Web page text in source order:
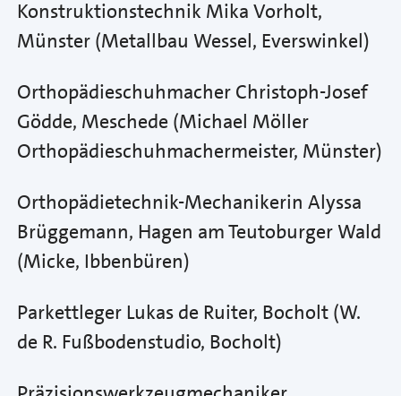
Konstruktionstechnik Mika Vorholt,
Münster (Metallbau Wessel, Everswinkel)
Orthopädieschuhmacher Christoph-Josef
Gödde, Meschede (Michael Möller
Orthopädieschuhmachermeister, Münster)
Orthopädietechnik-Mechanikerin Alyssa
Brüggemann, Hagen am Teutoburger Wald
(Micke, Ibbenbüren)
Parkettleger Lukas de Ruiter, Bocholt (W.
de R. Fußbodenstudio, Bocholt)